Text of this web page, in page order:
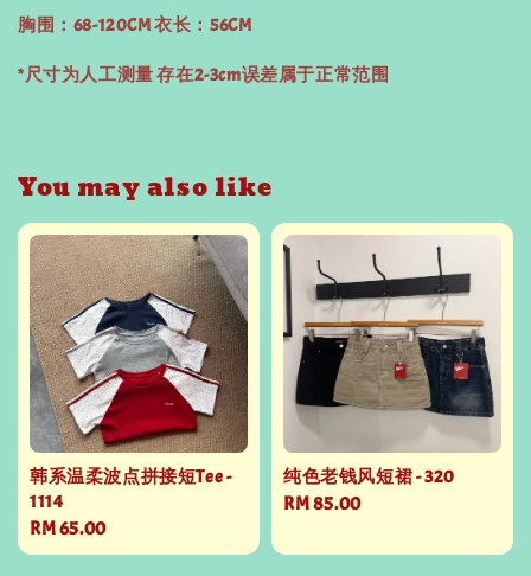
胸围：68-120CM 衣长：56CM
*尺寸为人工测量 存在2-3cm误差属于正常范围
You may also like
韩系温柔波点拼接短Tee -
1114
Regular
price
RM 65.00
纯色老钱风短裙 - 320
Regular
RM 85.00